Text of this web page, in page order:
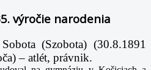
výročie narodenia
(Szobota) (30.8.1891
– atlét, právnik.